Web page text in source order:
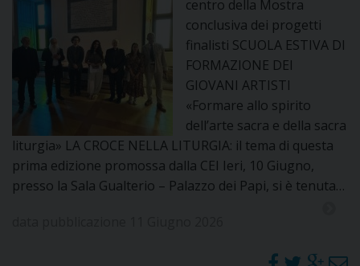
centro della Mostra
conclusiva dei progetti
finalisti SCUOLA ESTIVA DI
FORMAZIONE DEI
GIOVANI ARTISTI
«Formare allo spirito
dell’arte sacra e della sacra
liturgia» LA CROCE NELLA LITURGIA: il tema di questa
prima edizione promossa dalla CEI Ieri, 10 Giugno,
presso la Sala Gualterio – Palazzo dei Papi, si è tenuta…